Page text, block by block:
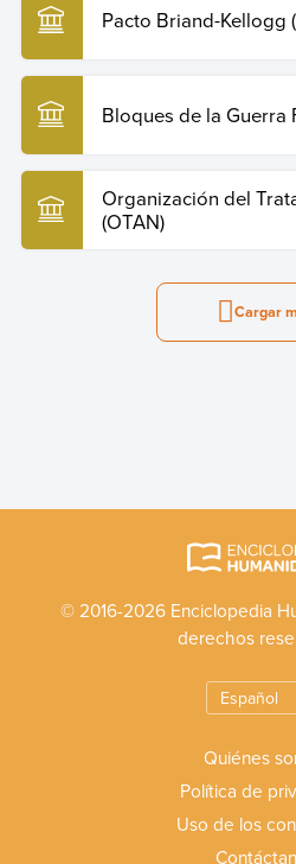
Pacto Briand-Kellogg
Bloques de la Guerra
Organización del
(OTAN)
Cargar
© 2016-2026 Enciclopedia
derechos
Quiénes
Política de
Uso de los